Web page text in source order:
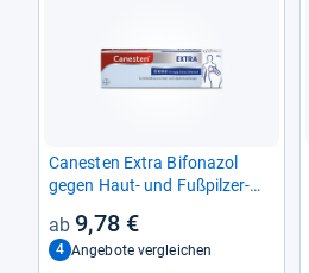
Canes­ten Extra Bifona­zol
gegen Haut-​ und Fuß­pil­zer­
9,78 €
4 Angebote vergleichen